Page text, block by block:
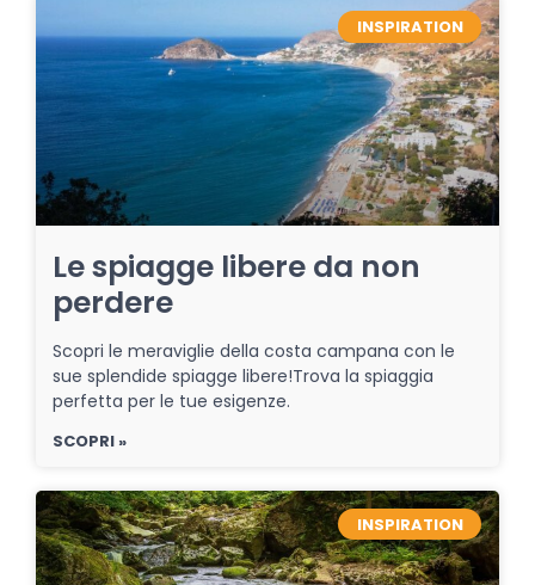
INSPIRATION
Le spiagge libere da non
perdere
Scopri le meraviglie della costa campana con le
sue splendide spiagge libere!Trova la spiaggia
perfetta per le tue esigenze.
SCOPRI »
INSPIRATION